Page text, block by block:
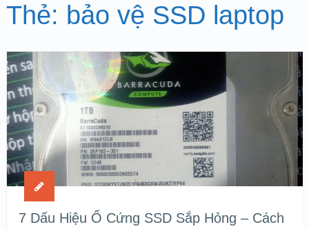
Thẻ: bảo vệ SSD laptop
7 Dấu Hiệu Ổ Cứng SSD Sắp Hỏng – Cách